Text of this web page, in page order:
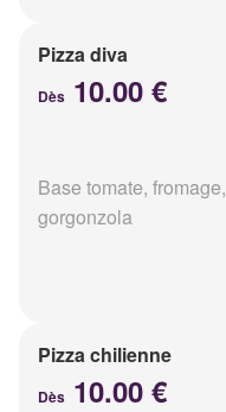
Pizza diva
Dès 10.00 €
Base tomate,
gorgonzola
Pizza chilienne
Dès 10.00 €